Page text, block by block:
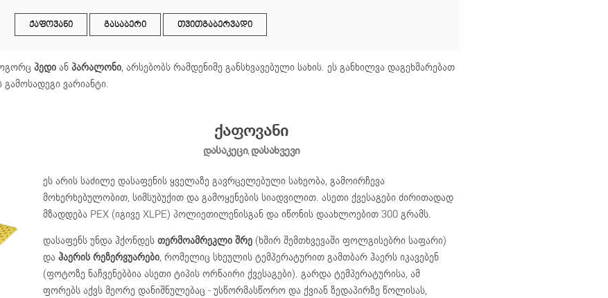
ᲥᲐᲤᲝᲕᲐᲜᲘ ᲒᲐᲡᲐᲑᲔᲠᲘ ᲗᲕᲘᲗᲒᲐᲑᲔᲠᲕᲐᲓᲘ
პედიან პარალონი, არსებობს რამდენიმე განსხვავებული სახის. ეს განხილვა დაგეხმარებათ
ვარიანტი.
ქაფოვანი
დასაკეცი, დასახვევი
ეს არის საძილე დასაფენის ყველაზე გავრცელებული სახეობა, გამოირჩევა
მოხერხებულობით, სიმსუბუქით და გამოყენების სიადვილით. ასეთი ქვესაგები ძირითადად
მზადდება PEX (იგივე XLPE) პოლიეთილენისგან და იწონის დაახლოებით 300 გრამს.
დასაფენს უნდა ჰქონდესთერმოამრეკლი შრე (ხშირ შემთხვევაში ფოლგისებრი საფარი)
დაჰაერის რეზერვუარები, რომელიც სხეულის ტემპერატურით გამთბარ ჰაერს იკავებენ
(ფოტოზე ნაჩვენებბია ასეთი ტიპის ორნაირი ქვესაგები). გარდა ტემპერატურისა, ამ
ფორებს აქვს მეორე დანიშნულებაც - უსწორმასწორო და ქვიან ზედაპირზე წოლისას,